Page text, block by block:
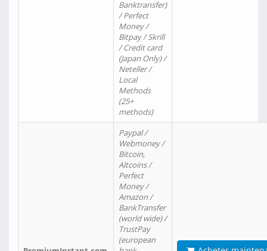
Banktransfer)
/ Perfect
Money /
Bitpay / Skrill
/ Credit card
(Japan Only) /
Neteller /
Local
Methods
(25+
methods)
Paypal /
Webmoney /
Bitcoin,
Altcoins /
Perfect
Money /
Amazon /
BankTransfer
(world wide) /
TrustPay
(european